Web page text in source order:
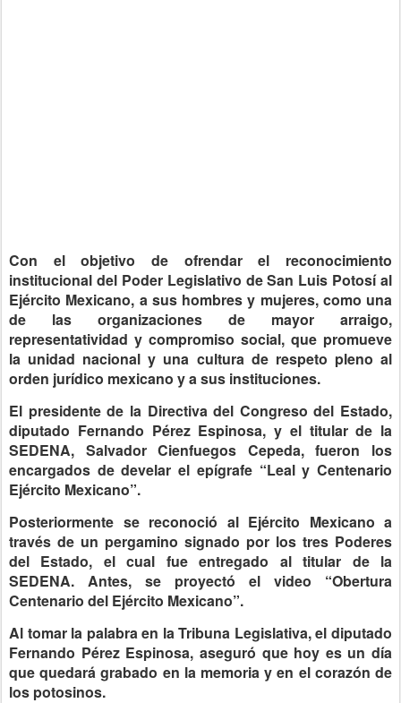
Con el objetivo de ofrendar el reconocimiento
institucional del Poder Legislativo de San Luis Potosí al
Ejército Mexicano, a sus hombres y mujeres, como una
de las organizaciones de mayor arraigo,
representatividad y compromiso social, que promueve
la unidad nacional y una cultura de respeto pleno al
orden jurídico mexicano y a sus instituciones.
El presidente de la Directiva del Congreso del Estado,
diputado Fernando Pérez Espinosa, y el titular de la
SEDENA, Salvador Cienfuegos Cepeda, fueron los
encargados de develar el epígrafe “Leal y Centenario
Ejército Mexicano”.
Posteriormente se reconoció al Ejército Mexicano a
través de un pergamino signado por los tres Poderes
del Estado, el cual fue entregado al titular de la
SEDENA. Antes, se proyectó el video “Obertura
Centenario del Ejército Mexicano”.
Al tomar la palabra en la Tribuna Legislativa, el diputado
Fernando Pérez Espinosa, aseguró que hoy es un día
que quedará grabado en la memoria y en el corazón de
los potosinos.